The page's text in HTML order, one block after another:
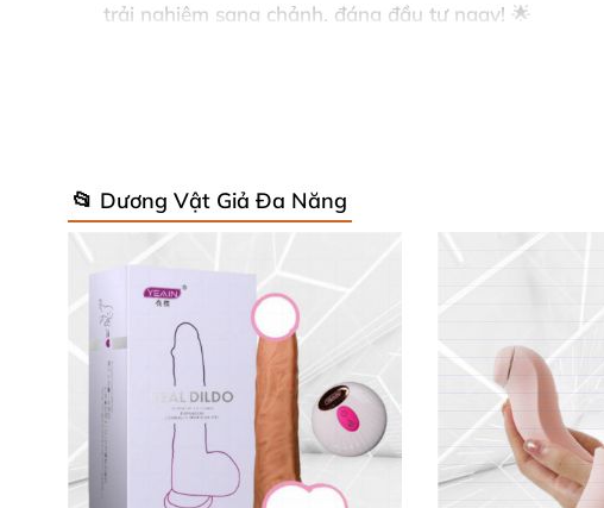
trải nghiệm sang chảnh, đáng đầu tư ngay! 🌟
nước để giữ bề mặt mịn màng như mới, tránh loại dầu
Quy trình nhanh chóng này giúp sản phẩm luôn
bất tận! 💦
Nhận Xét Từ Khách Hàng Thực Tế ⭐⭐⭐⭐⭐
Ngọc Lan (Hà Nội):
"Avery G-Spot Vibrator mịn màng siêu đỉnh, kích
không mỏi, yêu lắm luôn! ❤️"
📂 Dương Vật Giả Đa Năng